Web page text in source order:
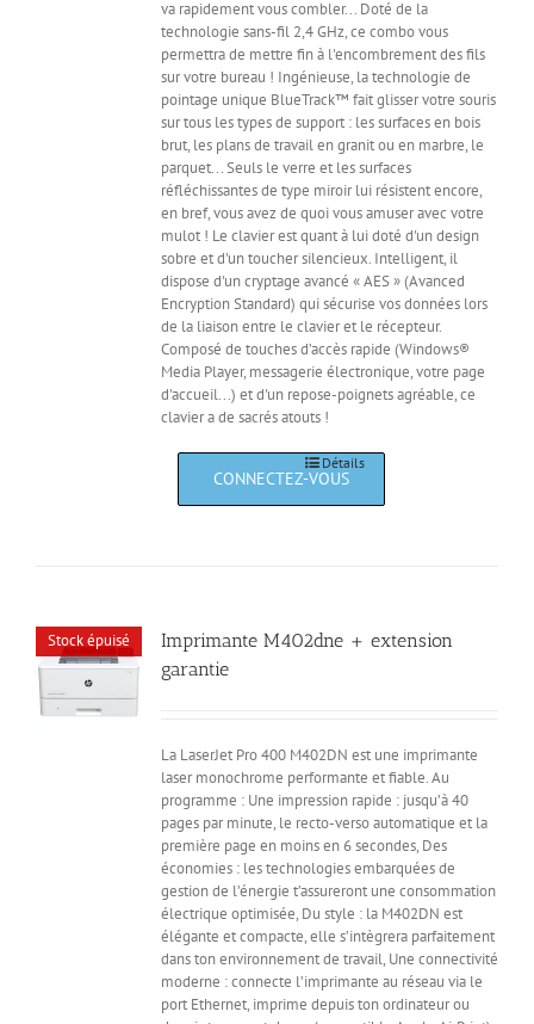
va rapidement vous combler... Doté de la
technologie sans-fil 2,4 GHz, ce combo vous
permettra de mettre fin à l'encombrement des fils
sur votre bureau ! Ingénieuse, la technologie de
pointage unique BlueTrack™ fait glisser votre souris
sur tous les types de support : les surfaces en bois
brut, les plans de travail en granit ou en marbre, le
parquet... Seuls le verre et les surfaces
réfléchissantes de type miroir lui résistent encore,
en bref, vous avez de quoi vous amuser avec votre
mulot ! Le clavier est quant à lui doté d'un design
sobre et d'un toucher silencieux. Intelligent, il
dispose d'un cryptage avancé « AES » (Avanced
Encryption Standard) qui sécurise vos données lors
de la liaison entre le clavier et le récepteur.
Composé de touches d’accès rapide (Windows®
Media Player, messagerie électronique, votre page
d'accueil...) et d'un repose-poignets agréable, ce
clavier a de sacrés atouts !
Détails
Stock épuisé
Imprimante M402dne + extension
garantie
La LaserJet Pro 400 M402DN est une imprimante
laser monochrome performante et fiable. Au
programme : Une impression rapide : jusqu’à 40
pages par minute, le recto-verso automatique et la
première page en moins en 6 secondes, Des
économies : les technologies embarquées de
gestion de l’énergie t’assureront une consommation
électrique optimisée, Du style : la M402DN est
élégante et compacte, elle s’intègrera parfaitement
dans ton environnement de travail, Une connectivité
moderne : connecte l’imprimante au réseau via le
port Ethernet, imprime depuis ton ordinateur ou